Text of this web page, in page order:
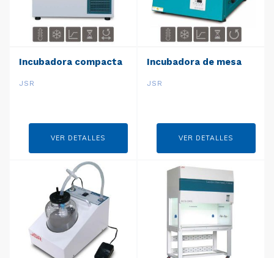
Incubadora compacta
JSR
VER DETALLES
Incubadora de mesa
JSR
VER DETALLES